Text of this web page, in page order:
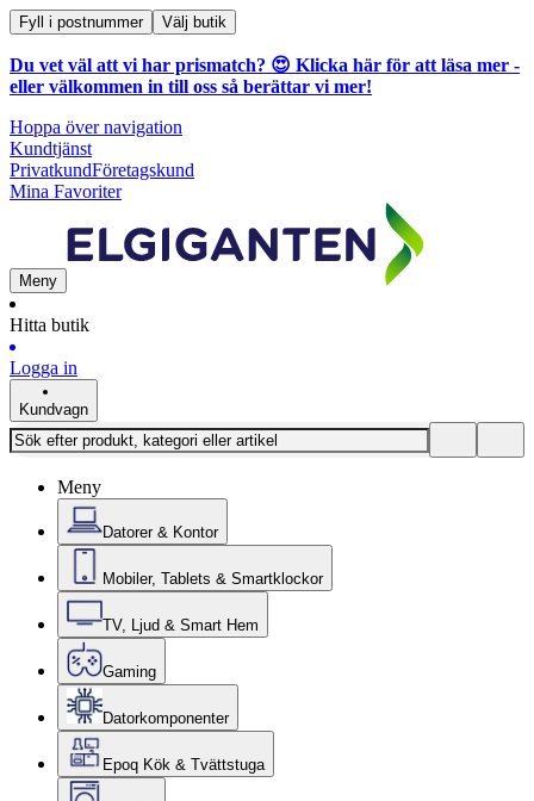
Fyll i postnummer Välj butik
Du vet väl att vi har prismatch? 😍 Klicka här för att läsa mer -
eller välkommen in till oss så berättar vi mer!
Hoppa över navigation
Kundtjänst
PrivatkundFöretagskund
Mina Favoriter
Meny
Hitta butik
Logga in
Kundvagn
Meny
Datorer & Kontor
Mobiler, Tablets & Smartklockor
TV, Ljud & Smart Hem
Gaming
Datorkomponenter
Epoq Kök & Tvättstuga